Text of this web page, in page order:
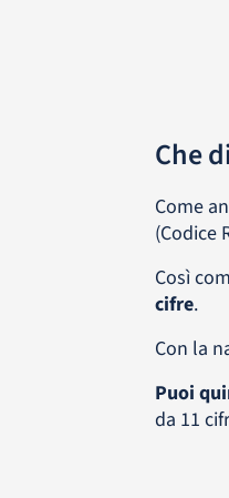
Che
Come
(Codice
Così
cifre.
Con la
Puoi
da 11